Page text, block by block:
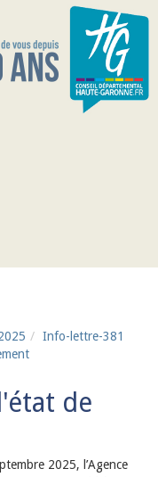
Info-lettre-381
de
2025, l’Agence